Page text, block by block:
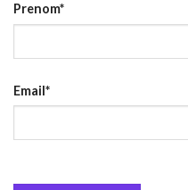
Prenom*
Email*